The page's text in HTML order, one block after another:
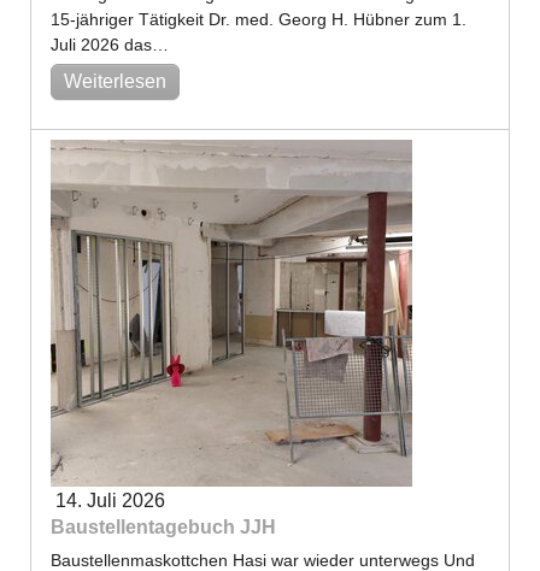
15-jähriger Tätigkeit Dr. med. Georg H. Hübner zum 1.
Juli 2026 das…
Weiterlesen
14. Juli 2026
Baustellentagebuch JJH
Baustellenmaskottchen Hasi war wieder unterwegs Und